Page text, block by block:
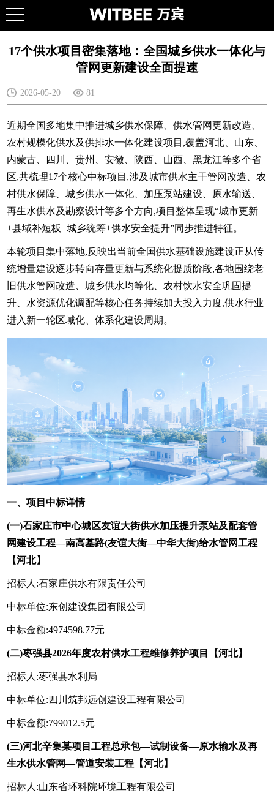
17个供水项目密集落地：全国城乡供水一体化与
管网更新建设全面提速
2026-05-20 81
近期全国多地集中推进城乡供水保障、供水管网更新改造、
农村规模化供水及供排水一体化建设项目,覆盖河北、山东、
内蒙古、四川、贵州、安徽、陕西、山西、黑龙江等多个省
区,共梳理17个核心中标项目,涉及城市供水主干管网改造、农
村供水保障、城乡供水一体化、加压泵站建设、原水输送、
再生水供水及勘察设计等多个方向,项目整体呈现“城市更新
+县域补短板+城乡统筹+供水安全提升”同步推进特征。
本轮项目集中落地,反映出当前全国供水基础设施建设正从传
统增量建设逐步转向存量更新与系统化提质阶段,各地围绕老
旧供水管网改造、城乡供水均等化、农村饮水安全巩固提
升、水资源优化调配等核心任务持续加大投入力度,供水行业
进入新一轮区域化、体系化建设周期。
一、项目中标详情
(一)石家庄市中心城区友谊大街供水加压提升泵站及配套管
网建设工程—南高基路(友谊大街—中华大街)给水管网工程
【河北】
招标人:石家庄供水有限责任公司
中标单位:东创建设集团有限公司
中标金额:4974598.77元
(二)枣强县2026年度农村供水工程维修养护项目【河北】
招标人:枣强县水利局
中标单位:四川筑邦远创建设工程有限公司
中标金额:799012.5元
(三)河北辛集某项目工程总承包—试制设备—原水输水及再
生水供水管网—管道安装工程【河北】
招标人:山东省环科院环境工程有限公司